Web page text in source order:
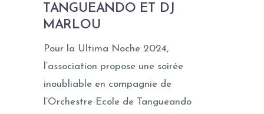
TANGUEANDO ET DJ
MARLOU
Pour la Ultima Noche 2024,
l’association propose une soirée
inoubliable en compagnie de
l’Orchestre Ecole de Tangueando